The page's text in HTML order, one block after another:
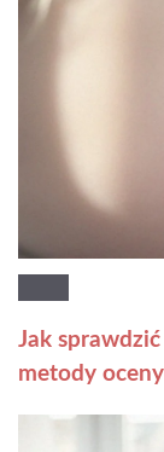
Jak
metody